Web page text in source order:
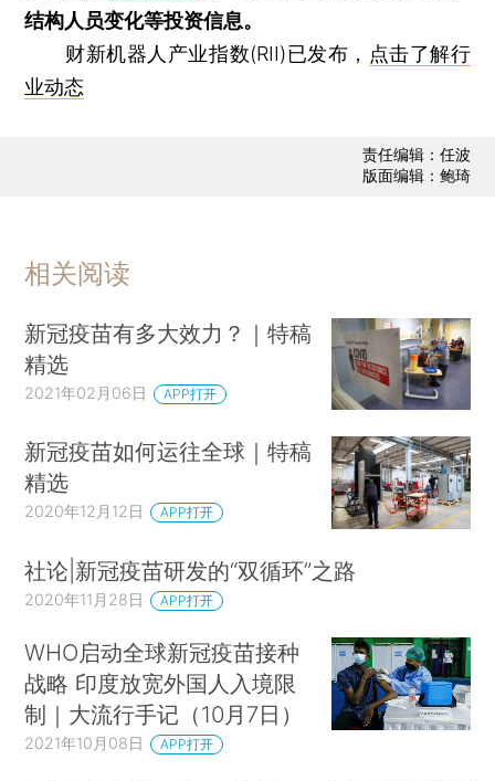
结构人员变化等投资信息。
财新机器人产业指数(RII)已发布， 点击了解行
业动态
责任编辑：任波
版面编辑：鲍琦
相关阅读
新冠疫苗有多大效力？｜特稿
精选
2021年02月06日 APP打开
新冠疫苗如何运往全球｜特稿
精选
2020年12月12日 APP打开
社论|新冠疫苗研发的“双循环”之路
2020年11月28日 APP打开
WHO启动全球新冠疫苗接种
战略 印度放宽外国人入境限
制｜大流行手记（10月7日）
2021年10月08日 APP打开